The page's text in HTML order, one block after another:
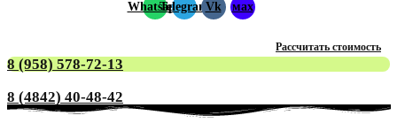
WhatsappTelegramVk мах
Рассчитать стоимость
8 (958) 578-72-13
8 (4842) 40-48-42